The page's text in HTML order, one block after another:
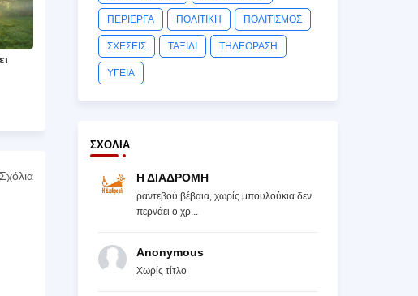
ΠΕΡΙΕΡΓΑ ΠΟΛΙΤΙΚΗ ΠΟΛΙΤΙΣΜΟΣ
ΣΧΕΣΕΙΣ ΤΑΞΙΔΙ ΤΗΛΕΟΡΑΣΗ
ΥΓΕΙΑ
ΣΧΌΛΙΑ
Η ΔΙΑΔΡΟΜΗ
ραντεβού βέβαια, χωρίς μπουλούκια δεν
περνάει ο χρ...
Anonymous
Χωρίς τίτλο